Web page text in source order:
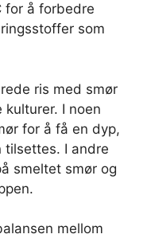
for å forbedre
som
ris med smør
kulturer. I noen
for å få en dyp,
tilsettes. I andre
smeltet smør og
mellom